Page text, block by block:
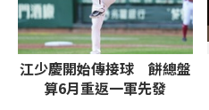
江少慶開始傳接球 餅總盤
算6月重返一軍先發